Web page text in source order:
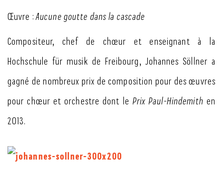
Œuvre :Aucune goutte dans la cascade
Compositeur, chef de chœur et enseignant à la
Hochschule für musik de Freibourg, Johannes Söllner a
gagné de nombreux prix de composition pour des œuvres
pour chœur et orchestre dont le Prix Paul-Hindemith en
2013.